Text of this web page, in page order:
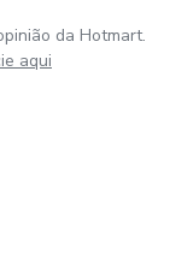
da Hotmart.
aqui